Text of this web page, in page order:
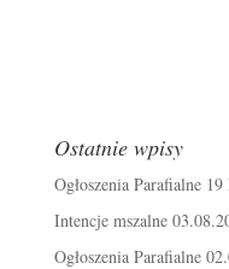
Ostatnie wpisy
Ogłoszenia Parafialne
Intencje mszalne
Ogłoszenia Parafialne